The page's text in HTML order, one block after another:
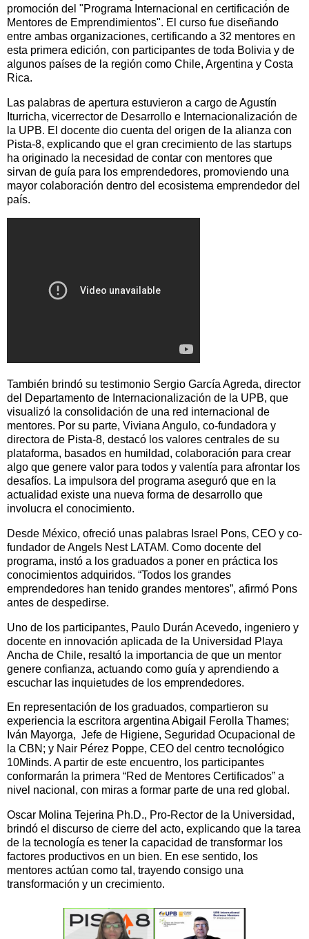
promoción del "Programa Internacional en certificación de
Mentores de Emprendimientos". El curso fue diseñando
entre ambas organizaciones, certificando a 32 mentores en
esta primera edición, con participantes de toda Bolivia y de
algunos países de la región como Chile, Argentina y Costa
Rica.
Las palabras de apertura estuvieron a cargo de Agustín
Iturricha, vicerrector de Desarrollo e Internacionalización de
la UPB. El docente dio cuenta del origen de la alianza con
Pista-8, explicando que el gran crecimiento de las startups
ha originado la necesidad de contar con mentores que
sirvan de guía para los emprendedores, promoviendo una
mayor colaboración dentro del ecosistema emprendedor del
país.
También brindó su testimonio Sergio García Agreda, director
del Departamento de Internacionalización de la UPB, que
visualizó la consolidación de una red internacional de
mentores. Por su parte, Viviana Angulo, co-fundadora y
directora de Pista-8, destacó los valores centrales de su
plataforma, basados en humildad, colaboración para crear
algo que genere valor para todos y valentía para afrontar los
desafíos. La impulsora del programa aseguró que en la
actualidad existe una nueva forma de desarrollo que
involucra el conocimiento.
Desde México, ofreció unas palabras Israel Pons, CEO y co-
fundador de Angels Nest LATAM. Como docente del
programa, instó a los graduados a poner en práctica los
conocimientos adquiridos. “Todos los grandes
emprendedores han tenido grandes mentores”, afirmó Pons
antes de despedirse.
Uno de los participantes, Paulo Durán Acevedo, ingeniero y
docente en innovación aplicada de la Universidad Playa
Ancha de Chile, resaltó la importancia de que un mentor
genere confianza, actuando como guía y aprendiendo a
escuchar las inquietudes de los emprendedores.
En representación de los graduados, compartieron su
experiencia la escritora argentina Abigail Ferolla Thames;
Iván Mayorga, Jefe de Higiene, Seguridad Ocupacional de
la CBN; y Nair Pérez Poppe, CEO del centro tecnológico
10Minds. A partir de este encuentro, los participantes
conformarán la primera “Red de Mentores Certificados” a
nivel nacional, con miras a formar parte de una red global.
Oscar Molina Tejerina Ph.D., Pro-Rector de la Universidad,
brindó el discurso de cierre del acto, explicando que la tarea
de la tecnología es tener la capacidad de transformar los
factores productivos en un bien. En ese sentido, los
mentores actúan como tal, trayendo consigo una
transformación y un crecimiento.